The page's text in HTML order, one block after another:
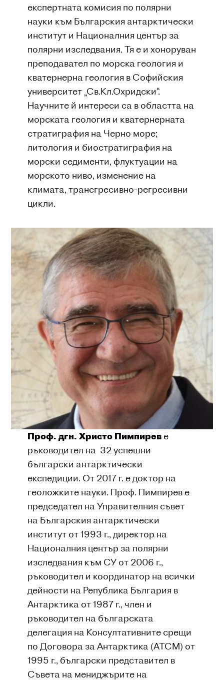
експертната комисия по полярни
науки към Българския антарктически
институт и Националния център за
полярни изследвания. Тя е и хоноруван
преподавател по морска геология и
кватернерна геология в Софийския
университет „Св.Кл.Охридски“.
Научните й интереси са в областта на
морската геология и кватернерната
стратиграфия на Черно море;
литология и биостратиграфия на
морски седименти, флуктуации на
морското ниво, изменение на
климата, трансгресивно-регресивни
цикли.
Проф. дгн. Христо Пимпиреве
ръководител на 32 успешни
български антарктически
експедиции. От 2017 г. е доктор на
геоложките науки. Проф. Пимпирев е
председател на Управителния съвет
на Българския антарктически
институт от 1993 г., директор на
Националния център за полярни
изследвания към СУ от 2006 г.,
ръководител и координатор на всички
дейности на Република България в
Антарктика от 1987 г., член и
ръководител на българската
делегация на Консултативните срещи
по Договора за Антарктика (АТСМ) от
1995 г., български представител в
Съвета на мениджърите на